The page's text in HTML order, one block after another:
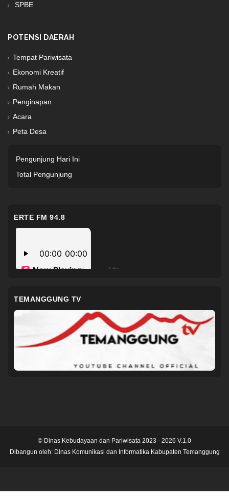
SPBE
POTENSI DAERAH
Tempat Pariwisata
Ekonomi Kreatif
Rumah Makan
Penginapan
Acara
Peta Desa
Pengunjung Hari Ini
Total Pengunjung
ERTE FM 94.8
TEMANGGUNG TV
© Dinas Kebudayaan dan Pariwisata 2023 - 2026 V.1.0
Dibangun oleh: Dinas Komunikasi dan Informatika Kabupaten Temanggung